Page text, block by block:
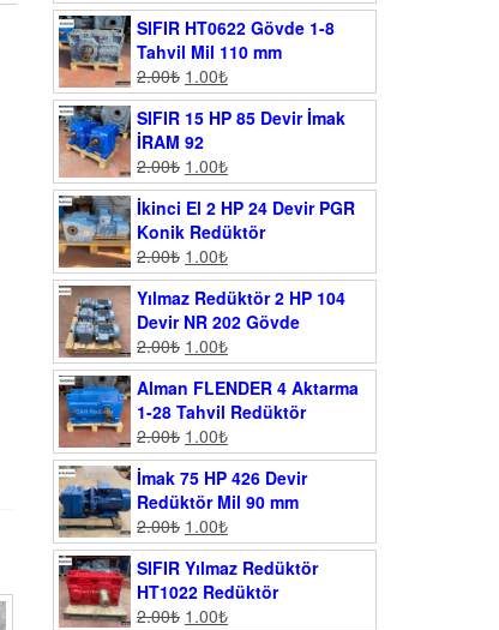
SIFIR HT0622 Gövde 1-8
Tahvil Mil 110 mm
2.00₺ 1.00₺
SIFIR 15 HP 85 Devir İmak
İRAM 92
2.00₺ 1.00₺
İkinci El 2 HP 24 Devir PGR
Konik Redüktör
2.00₺ 1.00₺
Yılmaz Redüktör 2 HP 104
Devir NR 202 Gövde
2.00₺ 1.00₺
Alman FLENDER 4 Aktarma
1-28 Tahvil Redüktör
2.00₺ 1.00₺
İmak 75 HP 426 Devir
Redüktör Mil 90 mm
2.00₺ 1.00₺
SIFIR Yılmaz Redüktör
HT1022 Redüktör
2.00₺ 1.00₺